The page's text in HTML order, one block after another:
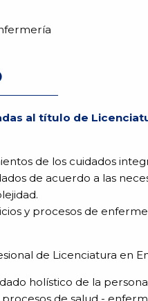
al título de
de los cuidados
de acuerdo a las
y procesos de
de Licenciatura en
holístico de la